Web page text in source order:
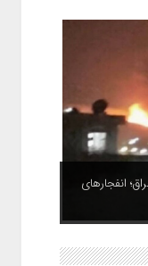
انفجارهای